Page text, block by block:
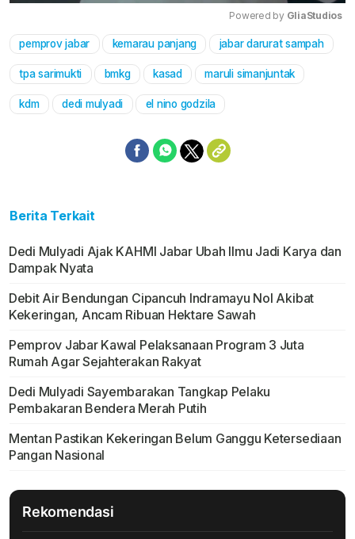
Mute
Powered by GliaStudios
pemprov jabar kemarau panjang jabar darurat sampah
tpa sarimukti bmkg kasad maruli simanjuntak
kdm dedi mulyadi el nino godzila
Berita Terkait
Dedi Mulyadi Ajak KAHMI Jabar Ubah Ilmu Jadi Karya dan
Dampak Nyata
Debit Air Bendungan Cipancuh Indramayu Nol Akibat
Kekeringan, Ancam Ribuan Hektare Sawah
Pemprov Jabar Kawal Pelaksanaan Program 3 Juta
Rumah Agar Sejahterakan Rakyat
Dedi Mulyadi Sayembarakan Tangkap Pelaku
Pembakaran Bendera Merah Putih
Mentan Pastikan Kekeringan Belum Ganggu Ketersediaan
Pangan Nasional
Rekomendasi